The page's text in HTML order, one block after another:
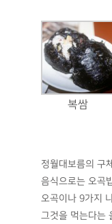
복쌈
정월대보름의 구
음식으로는 오곡
오곡이나 9가지
그것을 먹는다는